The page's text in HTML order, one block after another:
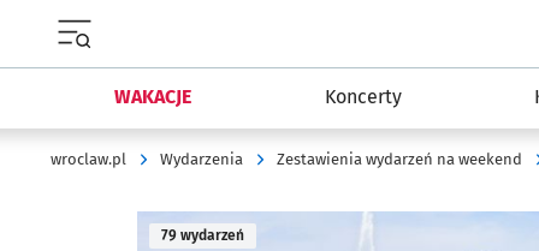
WAKACJE Koncerty
wroclaw.pl Wydarzenia Zestawienia wydarzeń na weekend
79 wydarzeń